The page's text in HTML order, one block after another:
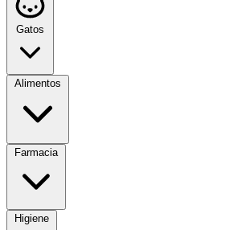
Gatos
Alimentos
Farmacia
Higiene